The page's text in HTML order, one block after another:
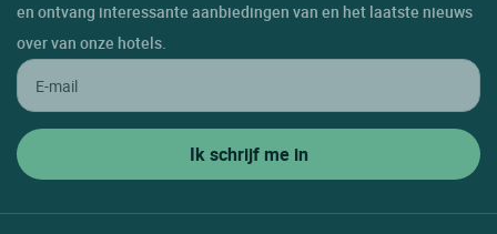
en ontvang interessante aanbiedingen van en het laatste nieuws
over van onze hotels.